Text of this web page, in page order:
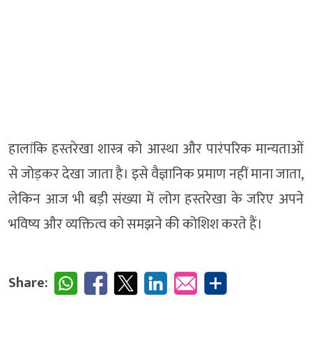
हालांकि हस्तरेखा शास्त्र को आस्था और पारंपरिक मान्यताओं
से जोड़कर देखा जाता है। इसे वैज्ञानिक प्रमाण नहीं माना जाता,
लेकिन आज भी बड़ी संख्या में लोग हस्तरेखा के जरिए अपने
भविष्य और व्यक्तित्व को समझने की कोशिश करते हैं।
Share: